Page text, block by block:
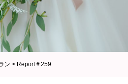
ン > Report＃259